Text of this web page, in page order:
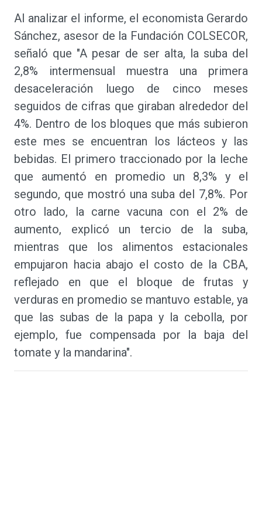
Al analizar el informe, el economista Gerardo
Sánchez, asesor de la Fundación COLSECOR,
señaló que "A pesar de ser alta, la suba del
2,8% intermensual muestra una primera
desaceleración luego de cinco meses
seguidos de cifras que giraban alrededor del
4%. Dentro de los bloques que más subieron
este mes se encuentran los lácteos y las
bebidas. El primero traccionado por la leche
que aumentó en promedio un 8,3% y el
segundo, que mostró una suba del 7,8%. Por
otro lado, la carne vacuna con el 2% de
aumento, explicó un tercio de la suba,
mientras que los alimentos estacionales
empujaron hacia abajo el costo de la CBA,
reflejado en que el bloque de frutas y
verduras en promedio se mantuvo estable, ya
que las subas de la papa y la cebolla, por
ejemplo, fue compensada por la baja del
tomate y la mandarina".